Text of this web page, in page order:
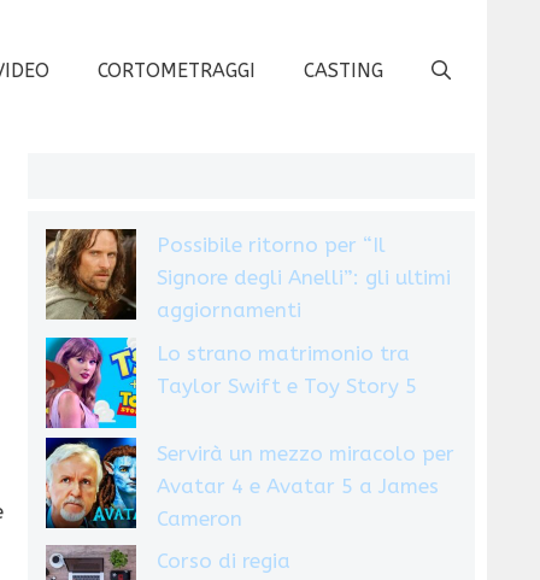
CORTOMETRAGGI CASTING
Possibile ritorno per “Il
Signore degli Anelli”: gli ultimi
aggiornamenti
Lo strano matrimonio tra
Taylor Swift e Toy Story 5
Servirà un mezzo miracolo per
Avatar 4 e Avatar 5 a James
Cameron
Corso di regia